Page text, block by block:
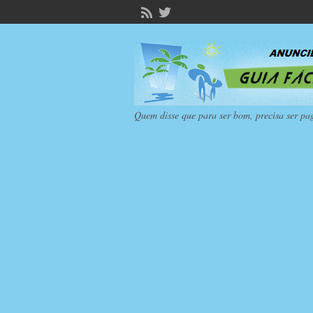
Quem disse que para ser bom, precisa ser